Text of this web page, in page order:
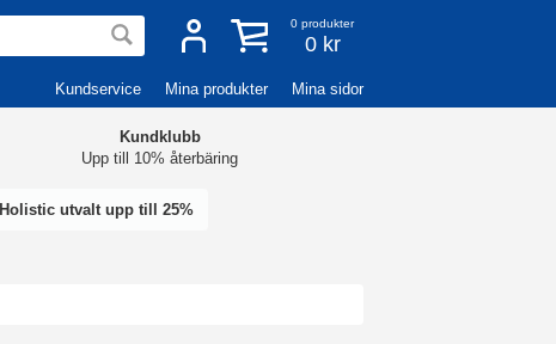
0 produkter
0 kr
Kundservice Mina produkter Mina sidor
Kundklubb
Upp till 10% återbäring
Holistic utvalt upp till 25%